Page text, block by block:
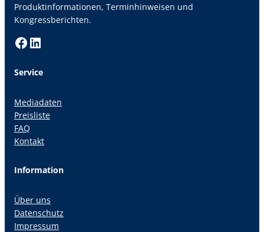
Produktinformationen, Terminhinweisen und
Kongressberichten.
Facebook LinkedIn
Service
Mediadaten
Preisliste
FAQ
Kontakt
Information
Über uns
Datenschutz
Impressum